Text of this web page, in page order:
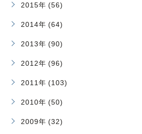
2015年 (56)
2014年 (64)
2013年 (90)
2012年 (96)
2011年 (103)
2010年 (50)
2009年 (32)